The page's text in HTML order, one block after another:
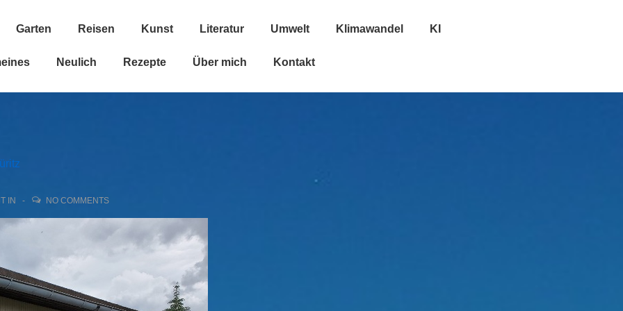
Garten Reisen Kunst Literatur Umwelt Klimawandel KI
Neulich Rezepte Über mich Kontakt
IN NO COMMENTS